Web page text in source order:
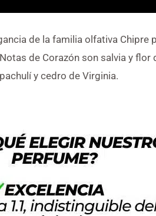
de la familia olfativa Chipre
de Corazón son salvia y
pachulí y cedro de Virginia.